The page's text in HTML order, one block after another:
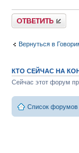
Ответить
Вернуться в
КТО СЕЙЧАС НА
Сейчас этот форум
Список форумов